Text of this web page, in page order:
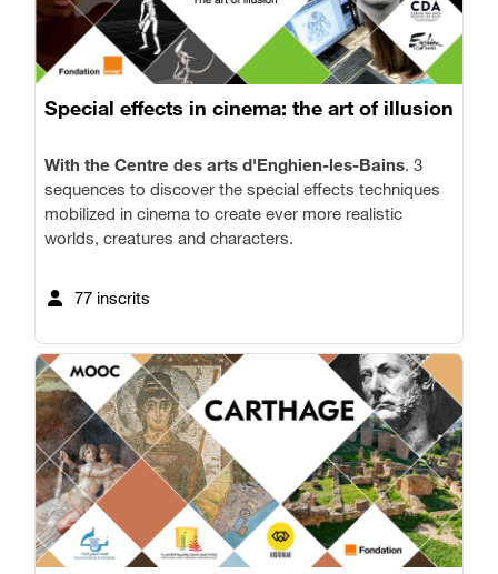
Special effects in cinema: the art of illusion
With the Centre des arts d'Enghien-les-Bains. 3
sequences to discover the special effects techniques
mobilized in cinema to create ever more realistic
worlds, creatures and characters.
77 inscrits